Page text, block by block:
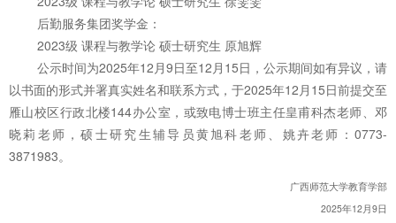
后勤服务集团奖学金：
2023级 课程与教学论 硕士研究生 原旭辉
公示时间为2025年12月9日至12月15日，公示期间如有异议，请
以书面的形式并署真实姓名和联系方式，于2025年12月15日前提交至
雁山校区行政北楼144办公室，或致电博士班主任皇甫科杰老师、邓
晓莉老师，硕士研究生辅导员黄旭科老师、姚卉老师：0773-
3871983。
广西师范大学教育学部
2025年12月9日